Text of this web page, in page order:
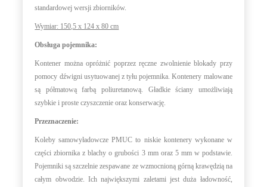
standardowej wersji zbiorników.
Wymiar: 150,5 x 124 x 80 cm
Obsługa pojemnika:
Kontener można opróżnić poprzez ręczne zwolnienie blokady przy
pomocy dźwigni usytuowanej z tyłu pojemnika. Kontenery malowane
są półmatową farbą poliuretanową. Gładkie ściany umożliwiają
szybkie i proste czyszczenie oraz konserwację.
Przeznaczenie:
Koleby samowyładowcze PMUC to niskie kontenery wykonane w
części zbiornika z blachy o grubości 3 mm oraz 5 mm w podstawie.
Pojemniki są szczelnie zespawane ze wzmocnioną górną krawędzią na
całym obwodzie. Ich największymi zaletami jest duża ładowność,